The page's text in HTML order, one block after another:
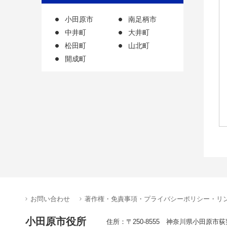
小田原市
南足柄市
中井町
大井町
松田町
山北町
開成町
お問い合わせ 著作権・免責事項・プライバシーポリシー・リ
小田原市役所 住所：〒250-8555 神奈川県小田原市荻